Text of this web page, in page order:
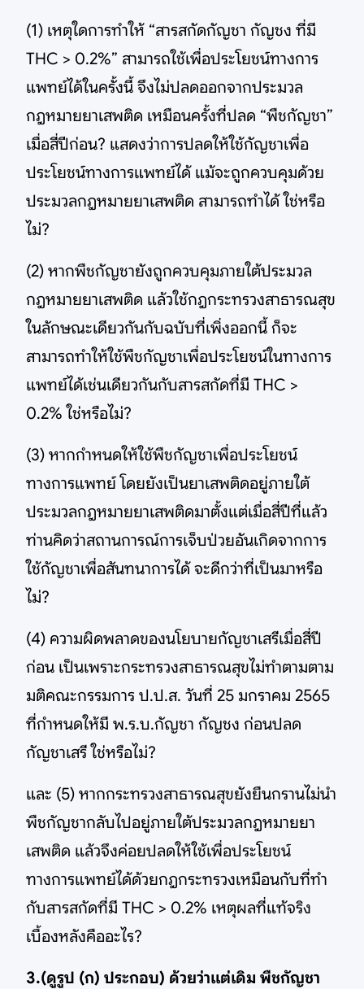
(1) เหตุใดการทำให้ “สารสกัดกัญชา กัญชง ที่มี
THC > 0.2%” สามารถใช้เพื่อประโยชน์ทางการ
แพทย์ได้ในครั้งนี้ จึงไม่ปลดออกจากประมวล
กฎหมายยาเสพติด เหมือนครั้งที่ปลด “พืชกัญชา”
เมื่อสี่ปีก่อน? แสดงว่าการปลดให้ใช้กัญชาเพื่อ
ประโยชน์ทางการแพทย์ได้ แม้จะถูกควบคุมด้วย
ประมวลกฎหมายยาเสพติด สามารถทำได้ ใช่หรือ
ไม่?
(2) หากพืชกัญชายังถูกควบคุมภายใต้ประมวล
กฎหมายยาเสพติด แล้วใช้กฎกระทรวงสาธารณสุข
ในลักษณะเดียวกันกับฉบับที่เพิ่งออกนี้ ก็จะ
สามารถทำให้ใช้พืชกัญชาเพื่อประโยชน์ในทางการ
แพทย์ได้เช่นเดียวกันกับสารสกัดที่มี THC >
0.2% ใช่หรือไม่?
(3) หากกำหนดให้ใช้พืชกัญชาเพื่อประโยชน์
ทางการแพทย์ โดยยังเป็นยาเสพติดอยู่ภายใต้
ประมวลกฎหมายยาเสพติดมาตั้งแต่เมื่อสี่ปีที่แล้ว
ท่านคิดว่าสถานการณ์การเจ็บป่วยอันเกิดจากการ
ใช้กัญชาเพื่อสันทนาการได้ จะดีกว่าที่เป็นมาหรือ
ไม่?
(4) ความผิดพลาดของนโยบายกัญชาเสรีเมื่อสี่ปี
ก่อน เป็นเพราะกระทรวงสาธารณสุขไม่ทำตามตาม
มติคณะกรรมการ ป.ป.ส. วันที่ 25 มกราคม 2565
ที่กำหนดให้มี พ.ร.บ.กัญชา กัญชง ก่อนปลด
กัญชาเสรี ใช่หรือไม่?
และ (5) หากกระทรวงสาธารณสุขยังยืนกรานไม่นำ
พืชกัญชากลับไปอยู่ภายใต้ประมวลกฎหมายยา
เสพติด แล้วจึงค่อยปลดให้ใช้เพื่อประโยชน์
ทางการแพทย์ได้ด้วยกฎกระทรวงเหมือนกับที่ทำ
กับสารสกัดที่มี THC > 0.2% เหตุผลที่แท้จริง
เบื้องหลังคืออะไร?
3.(ดูรูป (ก) ประกอบ) ด้วยว่าแต่เดิม พืชกัญชา